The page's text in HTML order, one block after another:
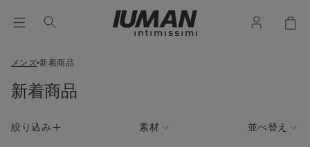
メンズ 新着商品
新着商品
絞り込み 素材 並べ替え